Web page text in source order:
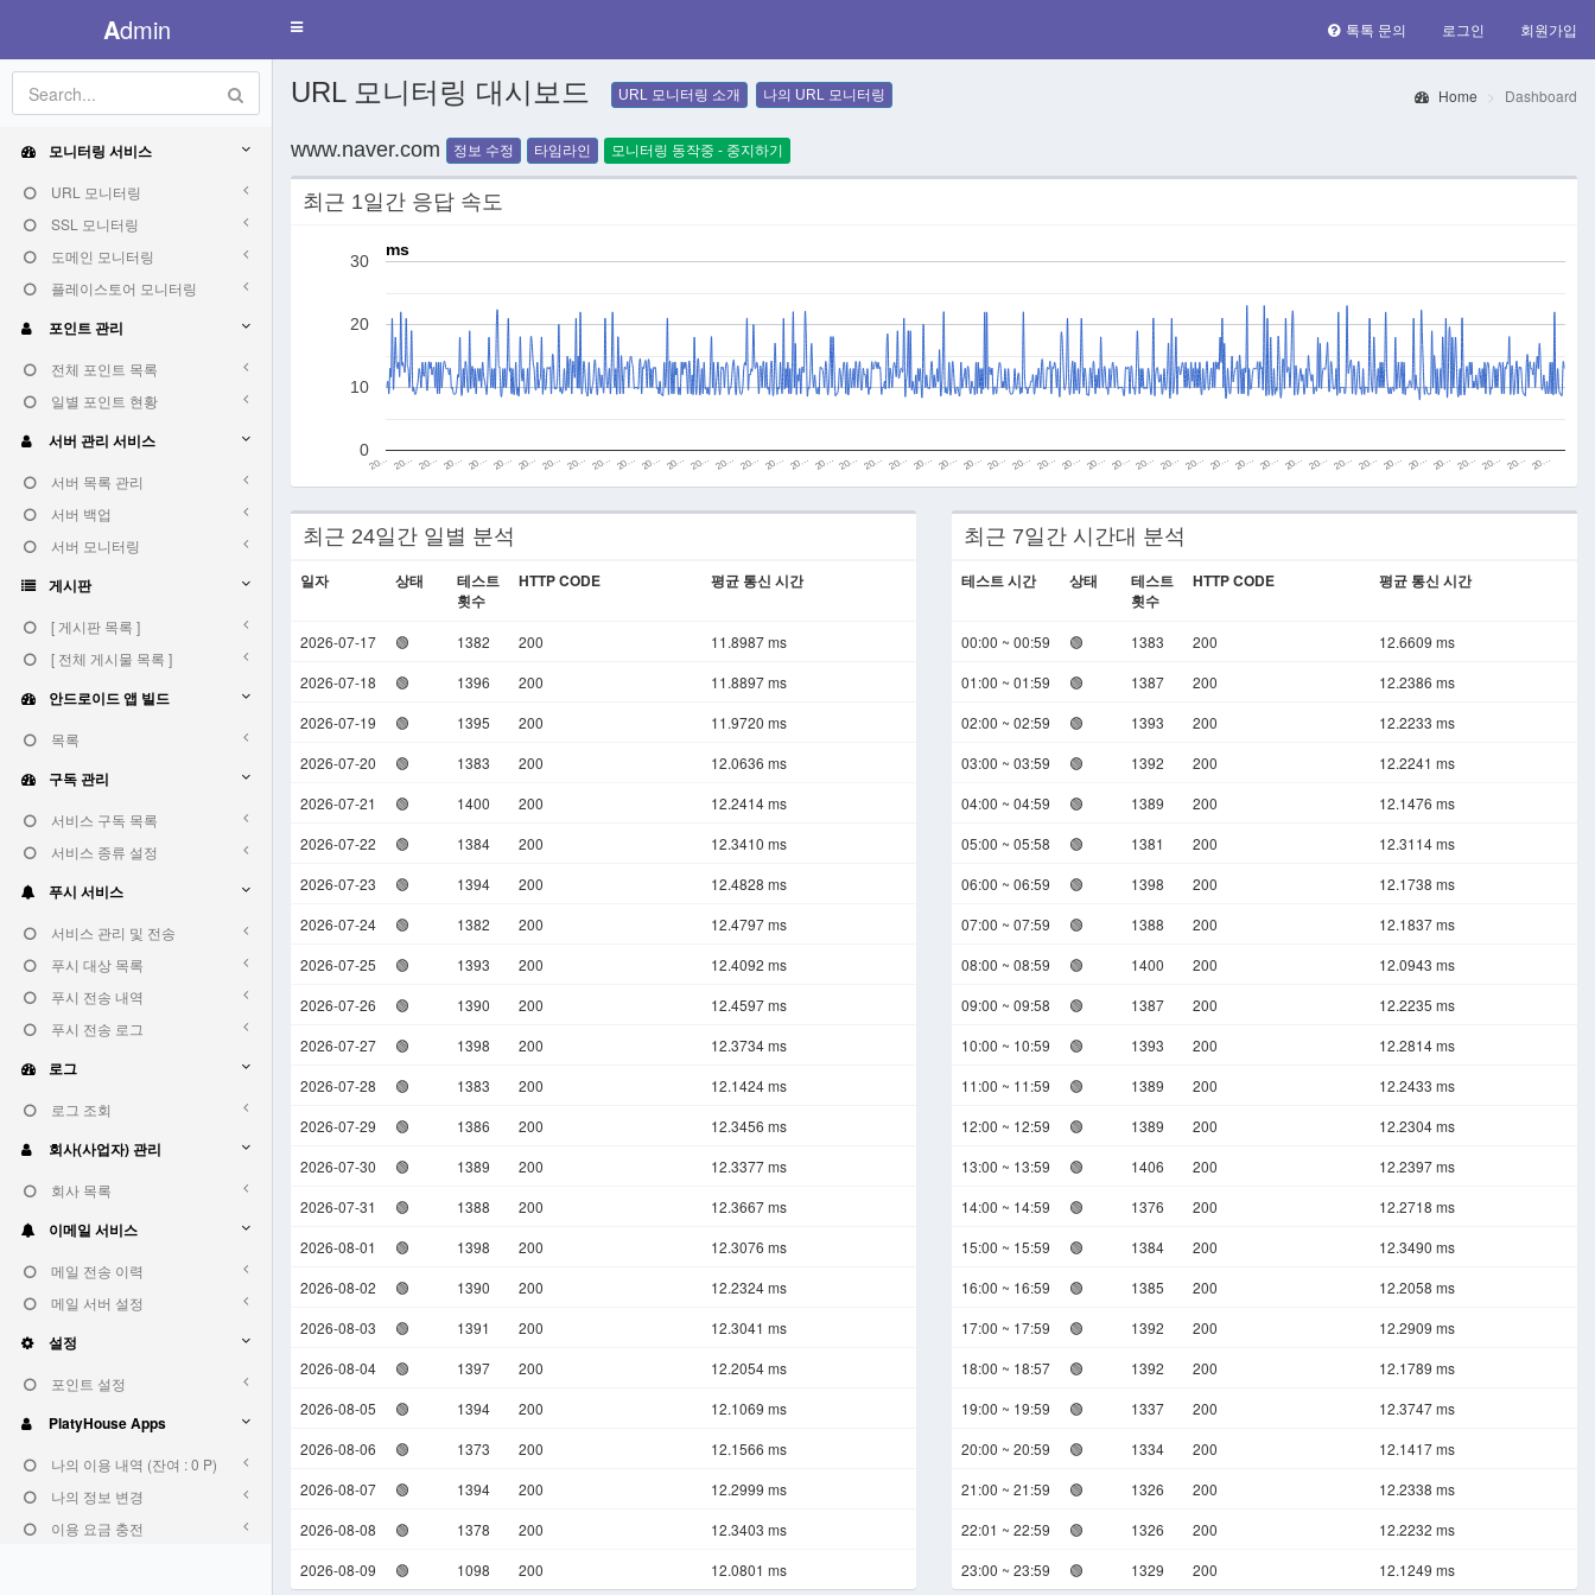
Admin
Toggle
톡톡 문의 로그인 회원가입
모니터링 서비스
URL 모니터링
SSL 모니터링
도메인 모니터링
플레이스토어 모니터링
포인트 관리
전체 포인트 목록
일별 포인트 현황
서버 관리 서비스
서버 목록 관리
서버 백업
서버 모니터링
게시판
[ 게시판 목록 ]
[ 전체 게시물 목록 ]
안드로이드 앱 빌드
목록
구독 관리
서비스 구독 목록
서비스 종류 설정
푸시 서비스
서비스 관리 및 전송
푸시 대상 목록
푸시 전송 내역
푸시 전송 로그
로그
로그 조회
회사(사업자) 관리
회사 목록
이메일 서비스
메일 전송 이력
메일 서버 설정
설정
포인트 설정
PlatyHouse Apps
나의 이용 내역 (잔여 : 0 P)
나의 정보 변경
이용 요금 충전
URL 모니터링 대시보드 URL 모니터링 소개 나의 URL 모니터링 Home Dashboard
www.naver.com 정보 수정 타임라인 모니터링 동작중 - 중지하기
최근 1일간 응답 속도
ms
20… 20… 20… 20… 20… 20… 20… 20… 20… 20… 20… 20… 20… 20… 20… 20… 20… 20… 20… 20… 20… 20… 20… 20… 20… 20… 20… 20… 20… 20… 20… 20… 20… 20… 20… 20… 20… 20… 20… 20… 20… 20… 20… 20… 20… 20… 20… 20…
0
10
20
30
최근 24일간 일별 분석
일자 상태
테스트
횟수
HTTP CODE 평균 통신 시간
2026-07-17 🟢 1382 200
11.8987 ms
2026-07-18
🟢 1396 200
11.8897 ms
2026-07-19
🟢 1395 200
11.9720 ms
2026-07-20
🟢 1383 200
12.0636 ms
2026-07-21
🟢 1400 200
12.2414 ms
2026-07-22
🟢 1384 200
12.3410 ms
2026-07-23
🟢 1394 200
12.4828 ms
2026-07-24
🟢 1382 200
12.4797 ms
2026-07-25
🟢 1393 200
12.4092 ms
2026-07-26
🟢 1390 200
12.4597 ms
2026-07-27
🟢 1398 200
12.3734 ms
2026-07-28
🟢 1383 200
12.1424 ms
2026-07-29
🟢 1386 200
12.3456 ms
2026-07-30
🟢 1389 200
12.3377 ms
2026-07-31
🟢 1388 200
12.3667 ms
2026-08-01
🟢 1398 200
12.3076 ms
2026-08-02
🟢 1390 200
12.2324 ms
2026-08-03
🟢 1391 200
12.3041 ms
2026-08-04
🟢 1397 200
12.2054 ms
2026-08-05
🟢 1394 200
12.1069 ms
2026-08-06
🟢 1373 200
12.1566 ms
2026-08-07
🟢 1394 200
12.2999 ms
2026-08-08
🟢 1378 200
12.3403 ms
2026-08-09
🟢 1098 200 12.0801 ms
최근 7일간 시간대 분석
테스트 시간 상태
테스트
횟수
HTTP CODE 평균 통신 시간
00:00 ~ 00:59 🟢 1383 200
12.6609 ms
01:00 ~ 01:59
🟢 1387 200
12.2386 ms
02:00 ~ 02:59
🟢 1393 200
12.2233 ms
03:00 ~ 03:59
🟢 1392 200
12.2241 ms
04:00 ~ 04:59
🟢 1389 200
12.1476 ms
05:00 ~ 05:58
🟢 1381 200
12.3114 ms
06:00 ~ 06:59
🟢 1398 200
12.1738 ms
07:00 ~ 07:59
🟢 1388 200
12.1837 ms
08:00 ~ 08:59
🟢 1400 200
12.0943 ms
09:00 ~ 09:58
🟢 1387 200
12.2235 ms
10:00 ~ 10:59
🟢 1393 200
12.2814 ms
11:00 ~ 11:59
🟢 1389 200
12.2433 ms
12:00 ~ 12:59
🟢 1389 200
12.2304 ms
13:00 ~ 13:59
🟢 1406 200
12.2397 ms
14:00 ~ 14:59
🟢 1376 200
12.2718 ms
15:00 ~ 15:59
🟢 1384 200
12.3490 ms
16:00 ~ 16:59
🟢 1385 200
12.2058 ms
17:00 ~ 17:59
🟢 1392 200
12.2909 ms
18:00 ~ 18:57
🟢 1392 200
12.1789 ms
19:00 ~ 19:59
🟢 1337 200
12.3747 ms
20:00 ~ 20:59
🟢 1334 200
12.1417 ms
21:00 ~ 21:59
🟢 1326 200
12.2338 ms
22:01 ~ 22:59
🟢 1326 200
12.2232 ms
23:00 ~ 23:59
🟢 1329 200 12.1249 ms